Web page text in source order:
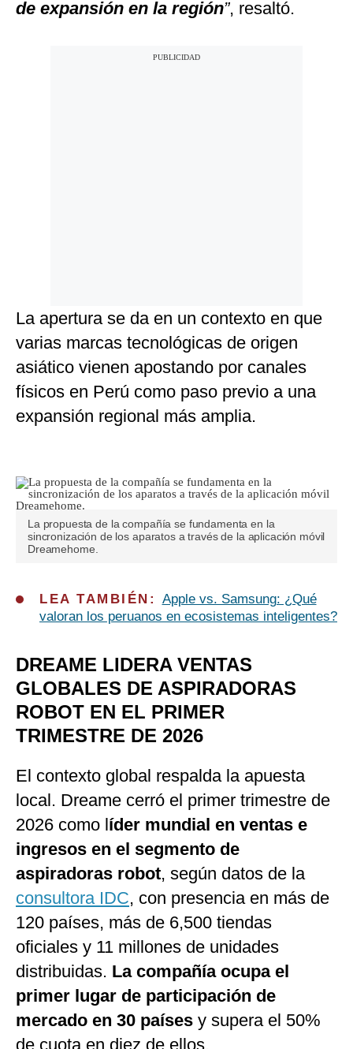
de expansión en la región”, resaltó.
La apertura se da en un contexto en que
varias marcas tecnológicas de origen
asiático vienen apostando por canales
físicos en Perú como paso previo a una
expansión regional más amplia.
La propuesta de la compañía se fundamenta en la
sincronización de los aparatos a través de la aplicación móvil
Dreamehome.
LEA TAMBIÉN: Apple vs. Samsung: ¿Qué
valoran los peruanos en ecosistemas inteligentes?
DREAME LIDERA VENTAS
GLOBALES DE ASPIRADORAS
ROBOT EN EL PRIMER
TRIMESTRE DE 2026
El contexto global respalda la apuesta
local. Dreame cerró el primer trimestre de
2026 como líder mundial en ventas e
ingresos en el segmento de
aspiradoras robot, según datos de la
consultora IDC, con presencia en más de
120 países, más de 6,500 tiendas
oficiales y 11 millones de unidades
distribuidas. La compañía ocupa el
primer lugar de participación de
mercado en 30 países y supera el 50%
de cuota en diez de ellos.